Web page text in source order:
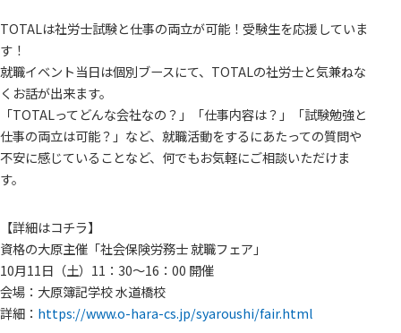
TOTALは社労士試験と仕事の両立が可能！受験生を応援していま
す！
就職イベント当日は個別ブースにて、TOTALの社労士と気兼ねな
くお話が出来ます。
「TOTALってどんな会社なの？」「仕事内容は？」「試験勉強と
仕事の両立は可能？」など、就職活動をするにあたっての質問や
不安に感じていることなど、何でもお気軽にご相談いただけま
す。
【詳細はコチラ】
資格の大原主催「社会保険労務士 就職フェア」
10月11日（土）11：30～16：00 開催
会場：大原簿記学校 水道橋校
詳細： https://www.o-hara-cs.jp/syaroushi/fair.html